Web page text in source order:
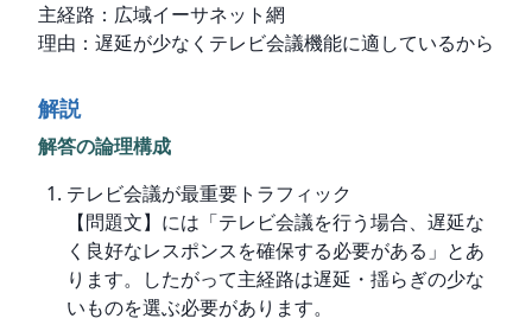
主経路：広域イーサネット網
理由：遅延が少なくテレビ会議機能に適しているから
解説
解答の論理構成
テレビ会議が最重要トラフィック
【問題文】には「テレビ会議を行う場合、遅延な
く良好なレスポンスを確保する必要がある」とあ
ります。したがって主経路は遅延・揺らぎの少な
いものを選ぶ必要があります。